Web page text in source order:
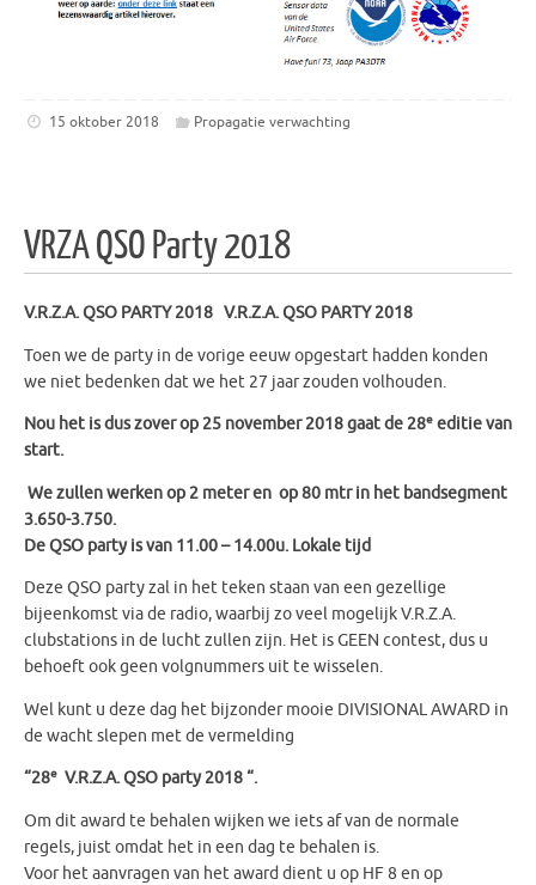
15 oktober 2018 Propagatie verwachting
VRZA QSO Party 2018
V.R.Z.A. QSO PARTY 2018 V.R.Z.A. QSO PARTY 2018
Toen we de party in de vorige eeuw opgestart hadden konden
we niet bedenken dat we het 27 jaar zouden volhouden.
Nou het is dus zover op 25 november 2018 gaat de 28e editie van
start.
We zullen werken op 2 meter en op 80 mtr in het bandsegment
3.650-3.750.
De QSO party is van 11.00 – 14.00u. Lokale tijd
Deze QSO party zal in het teken staan van een gezellige
bijeenkomst via de radio, waarbij zo veel mogelijk V.R.Z.A.
clubstations in de lucht zullen zijn. Het is GEEN contest, dus u
behoeft ook geen volgnummers uit te wisselen.
Wel kunt u deze dag het bijzonder mooie DIVISIONAL AWARD in
de wacht slepen met de vermelding
“28e V.R.Z.A. QSO party 2018 “.
Om dit award te behalen wijken we iets af van de normale
regels, juist omdat het in een dag te behalen is.
Voor het aanvragen van het award dient u op HF 8 en op